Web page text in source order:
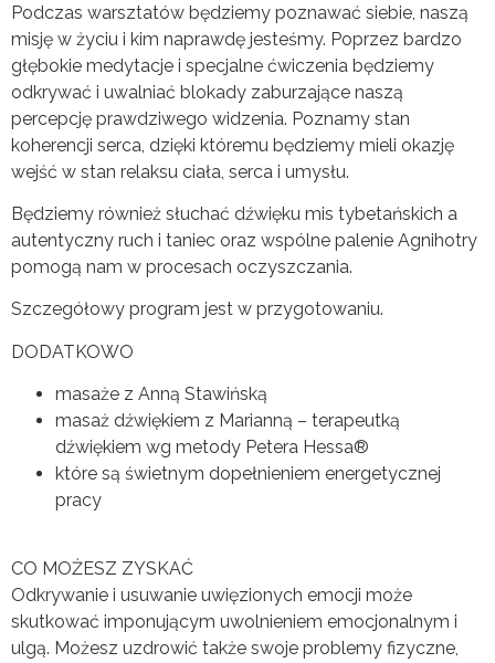
Podczas warsztatów będziemy poznawać siebie, naszą
misję w życiu i kim naprawdę jesteśmy. Poprzez bardzo
głębokie medytacje i specjalne ćwiczenia będziemy
odkrywać i uwalniać blokady zaburzające naszą
percepcję prawdziwego widzenia. Poznamy stan
koherencji serca, dzięki któremu będziemy mieli okazję
wejść w stan relaksu ciała, serca i umysłu.
Będziemy również słuchać dźwięku mis tybetańskich a
autentyczny ruch i taniec oraz wspólne palenie Agnihotry
pomogą nam w procesach oczyszczania.
Szczegółowy program jest w przygotowaniu.
DODATKOWO
masaże z Anną Stawińską
masaż dźwiękiem z Marianną – terapeutką
dźwiękiem wg metody Petera Hessa®
które są świetnym dopełnieniem energetycznej
pracy
CO MOŻESZ ZYSKAĆ
Odkrywanie i usuwanie uwięzionych emocji może
skutkować imponującym uwolnieniem emocjonalnym i
ulgą. Możesz uzdrowić także swoje problemy fizyczne,